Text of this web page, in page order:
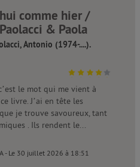
comme hier /
& Paola
Antonio (1974-....).
le mot qui me vient à
livre. J’ai en tête les
je trouve savoureux, tant
. Ils rendent le...
- Le 30 juillet 2026 à 18:51